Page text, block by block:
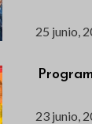
25 junio,
23 junio,